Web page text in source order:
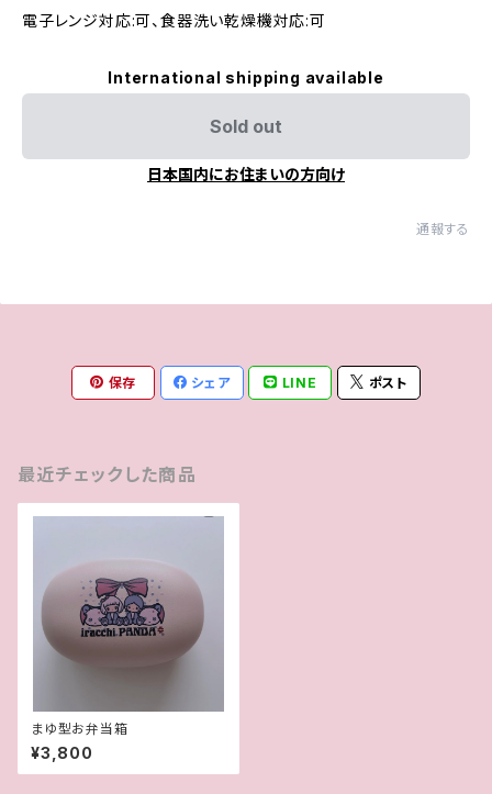
電子レンジ対応:可、食器洗い乾燥機対応:可
International shipping available
Sold out
日本国内にお住まいの方向け
通報する
保存 シェア LINE ポスト
最近チェックした商品
まゆ型お弁当箱
¥3,800